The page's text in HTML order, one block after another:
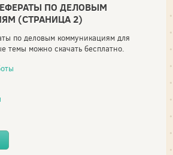
ПО ДЕЛОВЫМ
(СТРАНИЦА 2)
по деловым коммуникациям для
темы можно скачать бесплатно.